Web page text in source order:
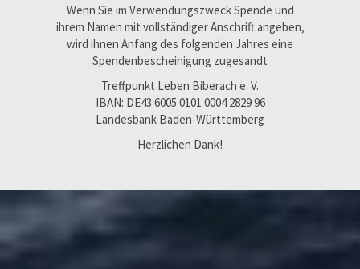
Wenn Sie im Verwendungszweck Spende und
ihrem Namen mit vollständiger Anschrift angeben,
wird ihnen Anfang des folgenden Jahres eine
Spendenbescheinigung zugesandt
Treffpunkt Leben Biberach e. V.
IBAN: DE43 6005 0101 0004 2829 96
Landesbank Baden-Württemberg
Herzlichen Dank!